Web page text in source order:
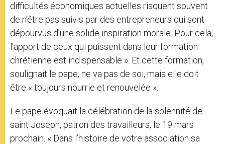
difficultés économiques actuelles risquent souvent
de n’être pas suivis par des entrepreneurs qui sont
dépourvus d’une solide inspiration morale. Pour cela,
l’apport de ceux qui puissent dans leur formation
chrétienne est indispensable ». Et cette formation,
soulignait le pape, ne va pas de soi, mais elle doit
être « toujours nourrie et renouvelée ».
Le pape évoquait la célébration de la solennité de
saint Joseph, patron des travailleurs, le 19 mars
prochain. « Dans l’histoire de votre association sa